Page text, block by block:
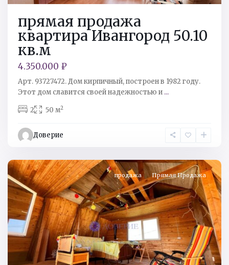
прямая продажа
квартира Ивангород 50.10
кв.м
4.350.000 ₽
Арт. 93727472. Дом кирпичный, построен в 1982 году.
Этот дом славится своей надежностью и ...
2 50 м2
Доверие
Кингисеппский
р-
н,
продажа Прямая Продажа